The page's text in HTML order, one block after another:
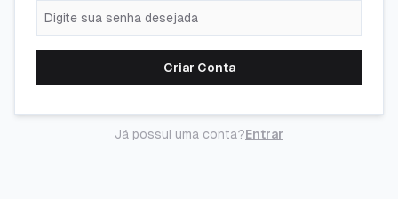
Criar Conta
Já possui uma conta?Entrar